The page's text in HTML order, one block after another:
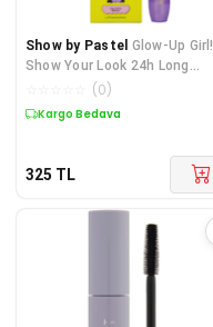
Show by Pastel Glow-Up Girl!
Show Your Look 24h Long
Lasting Mascara (9ml)
(0)
Kargo Bedava
325 TL